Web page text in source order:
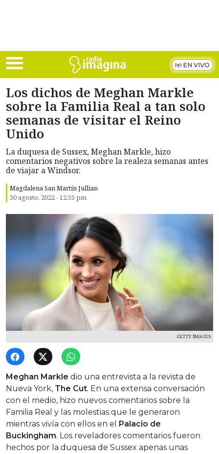
EN VIVO
Los dichos de Meghan Markle
sobre la Familia Real a tan solo
semanas de visitar el Reino
Unido
La duquesa de Sussex, Meghan Markle, hizo
comentarios negativos sobre la realeza semanas antes
de viajar a Windsor.
Magdalena San Martín Jullian
30 agosto, 2022 - 12:55 pm
GETTY IMAGES
Meghan Markle dio una entrevista a la revista de
Nueva York, The Cut. En una extensa conversación
con el medio, hizo nuevos comentarios sobre la
Familia Real y las molestias que le generaron
mientras vivía con ellos en el
Palacio de
Buckingham. Los reveladores comentarios fueron
hechos por la duquesa de Sussex apenas unas